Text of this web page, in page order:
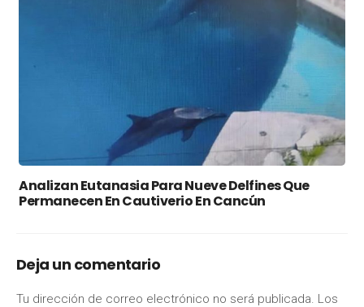
Analizan Eutanasia Para Nueve Delfines Que
Permanecen En Cautiverio En Cancún
Deja un comentario
Tu dirección de correo electrónico no será publicada. Los